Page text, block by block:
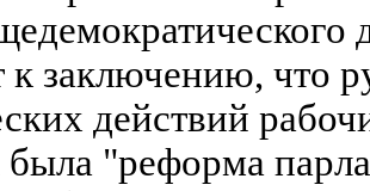
к заключению, что
действий
была "реформа